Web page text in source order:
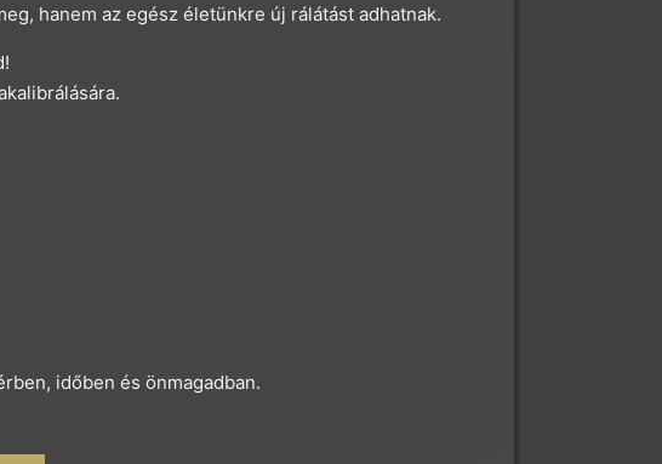
hanem az egész életünkre új rálátást adhatnak.
időben és önmagadban.